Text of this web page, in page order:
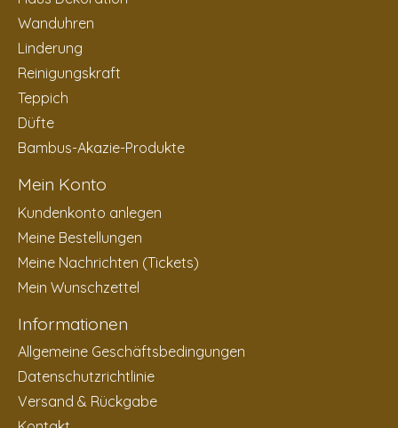
Wanduhren
Linderung
Reinigungskraft
Teppich
Düfte
Bambus-Akazie-Produkte
Mein Konto
Kundenkonto anlegen
Meine Bestellungen
Meine Nachrichten (Tickets)
Mein Wunschzettel
Informationen
Allgemeine Geschäftsbedingungen
Datenschutzrichtlinie
Versand & Rückgabe